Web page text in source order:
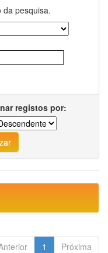
da pesquisa.
registos por:
1 Próxima